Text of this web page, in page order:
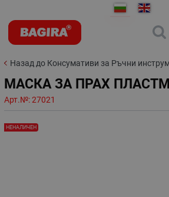
Назад до Консумативи за Ръчни
МАСКА ЗА ПРАХ
Арт.№:27021
НЕНАЛИЧЕН